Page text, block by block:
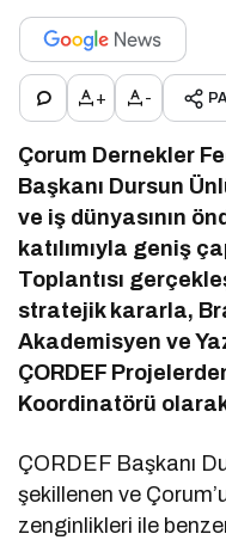
+ -
Çorum Dernekler
Başkanı Dursun
ve iş dünyasının
katılımıyla geniş
Toplantısı
stratejik kararla,
Akademisyen ve
ÇORDEF
Koordinatörü
ÇORDEF Başkanı
şekillenen ve
zenginlikleri ile